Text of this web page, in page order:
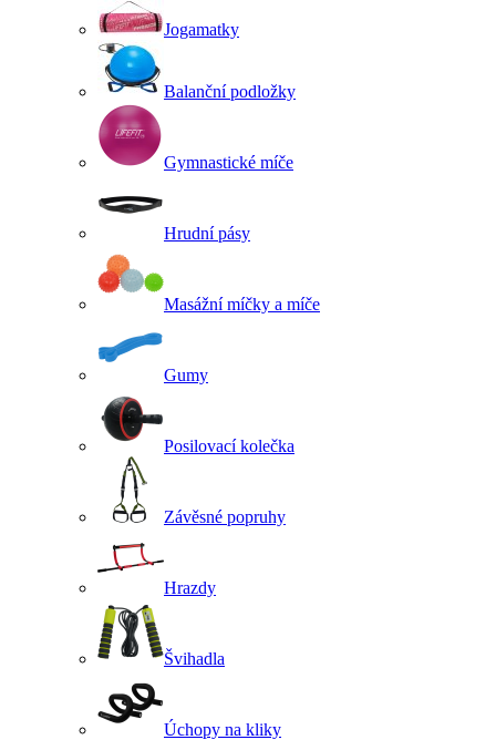
Jogamatky
Balanční podložky
Gymnastické míče
Hrudní pásy
Masážní míčky a míče
Gumy
Posilovací kolečka
Závěsné popruhy
Hrazdy
Švihadla
Úchopy na kliky